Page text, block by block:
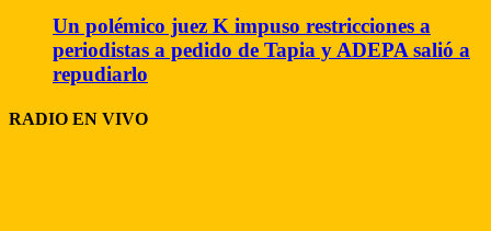
Un polémico juez K impuso restricciones a
periodistas a pedido de Tapia y ADEPA salió a
repudiarlo
RADIO EN VIVO